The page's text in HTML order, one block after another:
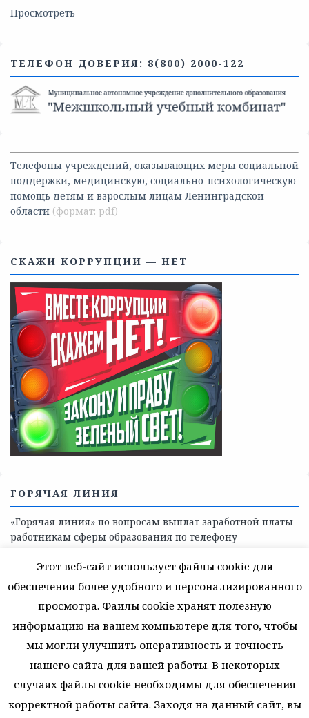
Просмотреть
ТЕЛЕФОН ДОВЕРИЯ: 8(800) 2000-122
Телефоны учреждений, оказывающих меры социальной
поддержки, медицинскую, социально-психологическую
помощь детям и взрослым лицам Ленинградской
области
СКАЖИ КОРРУПЦИИ — НЕТ
Этот веб-сайт использует файлы cookie для
обеспечения более удобного и персонализированного
просмотра. Файлы cookie хранят полезную
информацию на вашем компьютере для того, чтобы
мы могли улучшить оперативность и точность
нашего сайта для вашей работы. В некоторых
случаях файлы cookie необходимы для обеспечения
корректной работы сайта. Заходя на данный сайт, вы